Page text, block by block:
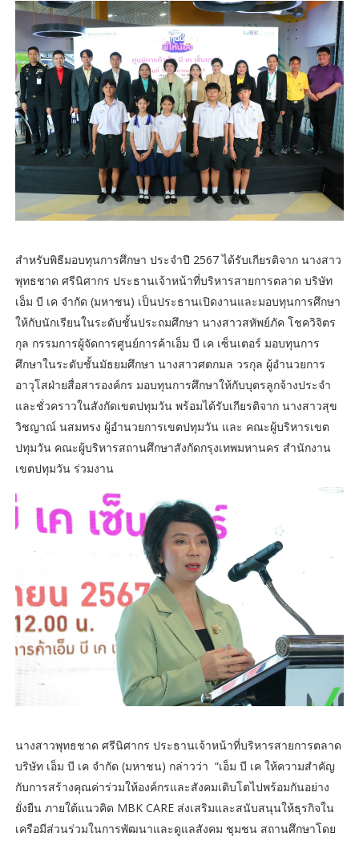
สำหรับพิธีมอบทุนการศึกษา ประจำปี 2567 ได้รับเกียรติจาก นางสาว
พุทธชาด ศรีนิศากร ประธานเจ้าหน้าที่บริหารสายการตลาด บริษัท
เอ็ม บี เค จำกัด (มหาชน) เป็นประธานเปิดงานและมอบทุนการศึกษา
ให้กับนักเรียนในระดับชั้นประถมศึกษา นางสาวสหัพย์ภัค โชควิจิตร
กุล กรรมการผู้จัดการศูนย์การค้าเอ็ม บี เค เซ็นเตอร์ มอบทุนการ
ศึกษาในระดับชั้นมัธยมศึกษา นางสาวศตกมล วรกุล ผู้อำนวยการ
อาวุโสฝ่ายสื่อสารองค์กร มอบทุนการศึกษาให้กับบุตรลูกจ้างประจำ
และชั่วคราวในสังกัดเขตปทุมวัน พร้อมได้รับเกียรติจาก นางสาวสุข
วิชญาณ์ นสมทรง ผู้อำนวยการเขตปทุมวัน และ คณะผู้บริหารเขต
ปทุมวัน คณะผู้บริหารสถานศึกษาสังกัดกรุงเทพมหานคร สำนักงาน
เขตปทุมวัน ร่วมงาน
นางสาวพุทธชาด ศรีนิศากร ประธานเจ้าหน้าที่บริหารสายการตลาด
บริษัท เอ็ม บี เค จำกัด (มหาชน) กล่าวว่า “เอ็ม บี เค ให้ความสำคัญ
กับการสร้างคุณค่าร่วมให้องค์กรและสังคมเติบโตไปพร้อมกันอย่าง
ยั่งยืน ภายใต้แนวคิด MBK CARE ส่งเสริมและสนับสนุนให้ธุรกิจใน
เครือมีส่วนร่วมในการพัฒนาและดูแลสังคม ชุมชน สถานศึกษาโดย